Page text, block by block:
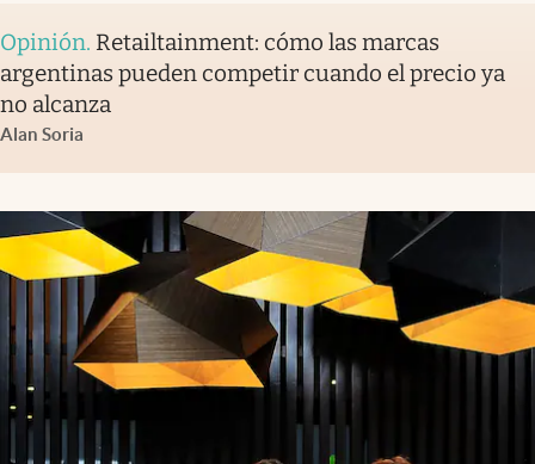
Opinión. Retailtainment: cómo las marcas
argentinas pueden competir cuando el precio ya
no alcanza
Alan Soria